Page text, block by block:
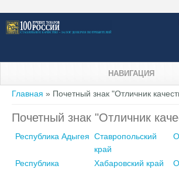
НАВИГАЦИЯ
Вы здесь
Главная » Почетный знак "Отличник
Почетный знак "Отличник
Республика Адыгея Ставропольский
край
Республика
Хабаровский край